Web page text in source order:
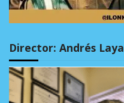
Director: Andrés Laya